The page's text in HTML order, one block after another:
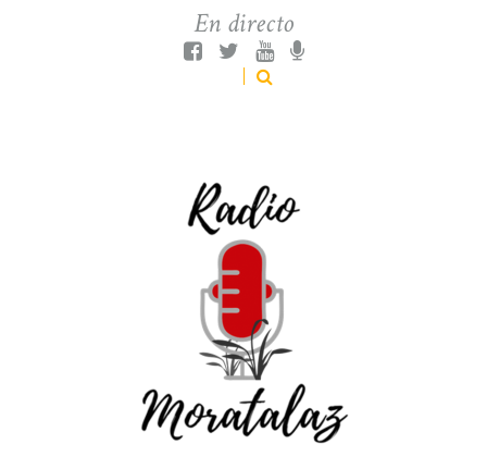
En directo